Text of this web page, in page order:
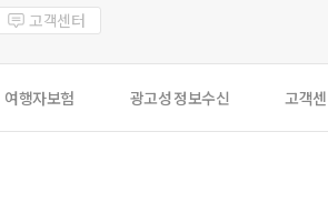
고객센터
여행자보험 광고성 정보수신 고객